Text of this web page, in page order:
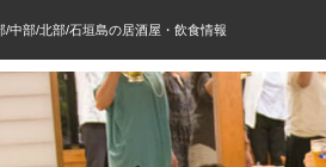
/中部/北部/石垣島の居酒屋・飲食情報